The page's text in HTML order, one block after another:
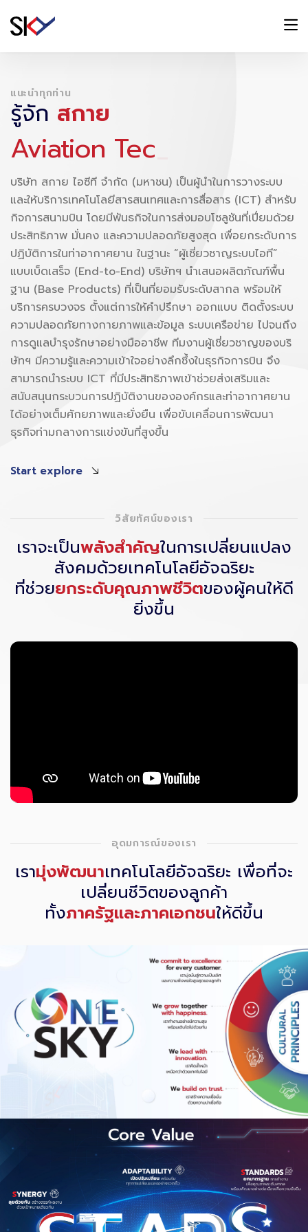
แนะนำทุกท่าน
รู้จัก สกาย
Aviation Tec
บริษัท สกาย ไอซีที จำกัด (มหาชน) เป็นผู้นำในการวางระบบ
และให้บริการเทคโนโลยีสารสนเทศและการสื่อสาร (ICT) สำหรับ
กิจการสนามบิน โดยมีพันธกิจในการส่งมอบโซลูชันที่เปี่ยมด้วย
ประสิทธิภาพ มั่นคง และความปลอดภัยสูงสุด เพื่อยกระดับการ
ปฏิบัติการในท่าอากาศยาน ในฐานะ “ผู้เชี่ยวชาญระบบไอที”
แบบเบ็ดเสร็จ (End-to-End) บริษัทฯ นำเสนอผลิตภัณฑ์พื้น
ฐาน (Base Products) ที่เป็นที่ยอมรับระดับสากล พร้อมให้
บริการครบวงจร ตั้งแต่การให้คำปรึกษา ออกแบบ ติดตั้งระบบ
ความปลอดภัยทางกายภาพและข้อมูล ระบบเครือข่าย ไปจนถึง
การดูแลบำรุงรักษาอย่างมืออาชีพ ทีมงานผู้เชี่ยวชาญของบริ
ษัทฯ มีความรู้และความเข้าใจอย่างลึกซึ้งในธุรกิจการบิน จึง
สามารถนำระบบ ICT ที่มีประสิทธิภาพเข้าช่วยส่งเสริมและ
สนับสนุนกระบวนการปฏิบัติงานขององค์กรและท่าอากาศยาน
ได้อย่างเต็มศักยภาพและยั่งยืน เพื่อขับเคลื่อนการพัฒนา
ธุรกิจท่ามกลางการแข่งขันที่สูงขึ้น
Start explore
วิสัยทัศน์ของเรา
เราจะเป็นพลังสำคัญในการเปลี่ยนแปลง
สังคมด้วยเทคโนโลยีอัจฉริยะ
ที่ช่วยยกระดับคุณภาพชีวิตของผู้คนให้ดี
ยิ่งขึ้น
อุดมการณ์ของเรา
เรามุ่งพัฒนาเทคโนโลยีอัจฉริยะ เพื่อที่จะ
เปลี่ยนชีวิตของลูกค้า
ทั้งภาครัฐและภาคเอกชนให้ดีขึ้น